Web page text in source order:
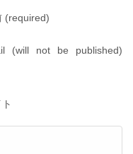
(required)
(will not be published)